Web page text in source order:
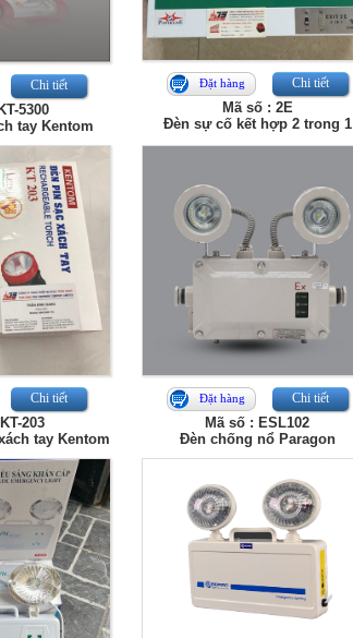
Chi tiết
5300
tay Kentom
Đặt hàng Chi tiết
Mã số : 2E
Đèn sự cố kết hợp 2 trong 1
Chi tiết
203
tay Kentom
Đặt hàng Chi tiết
Mã số : ESL102
Đèn chống nổ Paragon